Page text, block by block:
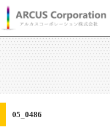
05_0486